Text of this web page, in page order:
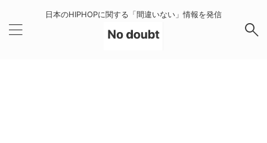
日本のHIPHOPに関する「間違いない」情報を発信